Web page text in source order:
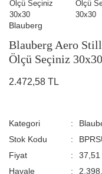
Blauberg
Blauberg Aero
Ölçü Seçiniz 30x30
2.472,58 TL
Kategori
Stok Kodu
Fiyat
37,51
Havale